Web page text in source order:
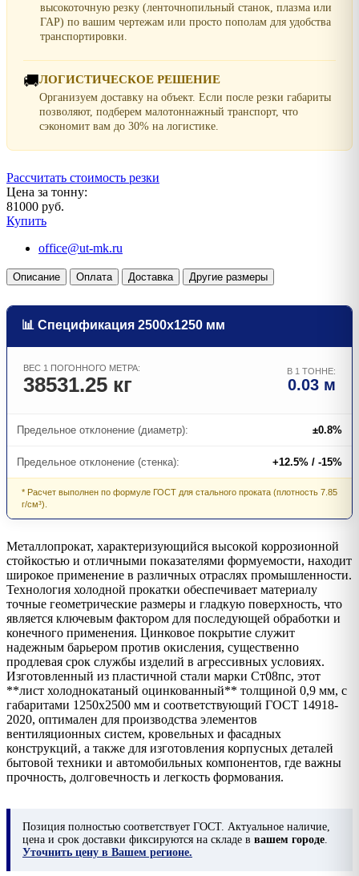
высокоточную резку (ленточнопильный станок, плазма или
ГАР) по вашим чертежам или просто пополам для удобства
транспортировки.
🚚ЛОГИСТИЧЕСКОЕ РЕШЕНИЕ
Организуем доставку на объект. Если после резки габариты
позволяют, подберем малотоннажный транспорт, что
сэкономит вам до 30% на логистике.
Рассчитать стоимость резки
Цена за тонну:
81000 руб.
Купить
office@ut-mk.ru
Описание Оплата Доставка Другие размеры
📊 Спецификация 2500х1250 мм
ВЕС 1 ПОГОННОГО МЕТРА:
38531.25 кг
В 1 ТОННЕ:
0.03 м
Предельное отклонение (диаметр): ±0.8%
Предельное отклонение (стенка): +12.5% / -15%
* Расчет выполнен по формуле ГОСТ для стального проката (плотность 7.85
г/см³).
Металлопрокат, характеризующийся высокой коррозионной
стойкостью и отличными показателями формуемости, находит
широкое применение в различных отраслях промышленности.
Технология холодной прокатки обеспечивает материалу
точные геометрические размеры и гладкую поверхность, что
является ключевым фактором для последующей обработки и
конечного применения. Цинковое покрытие служит
надежным барьером против окисления, существенно
продлевая срок службы изделий в агрессивных условиях.
Изготовленный из пластичной стали марки Ст08пс, этот
**лист холоднокатаный оцинкованный** толщиной 0,9 мм, с
габаритами 1250х2500 мм и соответствующий ГОСТ 14918-
2020, оптимален для производства элементов
вентиляционных систем, кровельных и фасадных
конструкций, а также для изготовления корпусных деталей
бытовой техники и автомобильных компонентов, где важны
прочность, долговечность и легкость формования.
Позиция полностью соответствует ГОСТ. Актуальное наличие,
цена и срок доставки фиксируются на складе в вашем городе
Уточнить цену в Вашем регионе.